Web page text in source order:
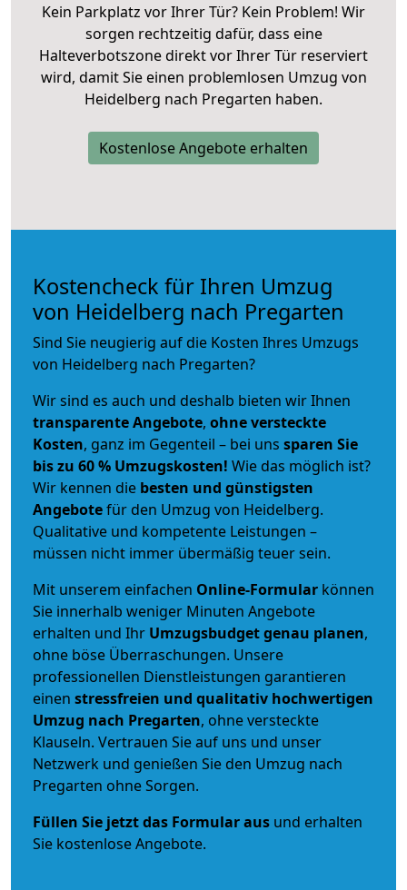
Kein Parkplatz vor Ihrer Tür? Kein Problem! Wir
sorgen rechtzeitig dafür, dass eine
Halteverbotszone direkt vor Ihrer Tür reserviert
wird, damit Sie einen problemlosen Umzug von
Heidelberg nach Pregarten haben.
Kostenlose Angebote erhalten
Kostencheck für Ihren Umzug
von Heidelberg nach Pregarten
Sind Sie neugierig auf die Kosten Ihres Umzugs
von Heidelberg nach Pregarten?
Wir sind es auch und deshalb bieten wir Ihnen
transparente Angebote, ohne versteckte
Kosten, ganz im Gegenteil – bei uns sparen Sie
bis zu 60 % Umzugskosten! Wie das möglich ist?
Wir kennen die besten und günstigsten
Angebotefür den Umzug von Heidelberg.
Qualitative und kompetente Leistungen –
müssen nicht immer übermäßig teuer sein.
Mit unserem einfachen Online-Formular können
Sie innerhalb weniger Minuten Angebote
erhalten und Ihr Umzugsbudgetgenau planen,
ohne böse Überraschungen. Unsere
professionellen Dienstleistungen garantieren
einen stressfreien und qualitativ hochwertigen
Umzug nach Pregarten, ohne versteckte
Klauseln. Vertrauen Sie auf uns und unser
Netzwerk und genießen Sie den Umzug nach
Pregarten ohne Sorgen.
Füllen Sie jetzt das Formular aus und erhalten
Sie kostenlose Angebote.